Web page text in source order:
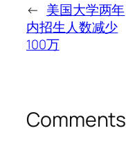
← 美国大学两年
内招生人数减少
100万
Comments